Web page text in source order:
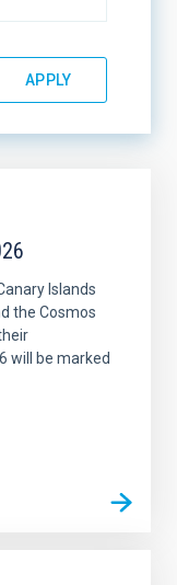
Islands
the Cosmos
will be marked